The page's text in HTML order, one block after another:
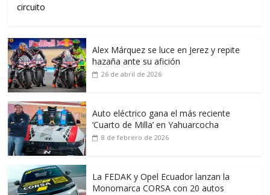
circuito
Alex Márquez se luce en Jerez y repite
hazaña ante su afición
26 de abril de 2026
Auto eléctrico gana el más reciente
‘Cuarto de Milla’ en Yahuarcocha
8 de febrero de 2026
La FEDAK y Opel Ecuador lanzan la
Monomarca CORSA con 20 autos